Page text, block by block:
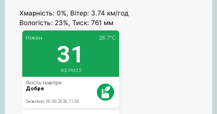
Хмарність: 0%, Вітер: 3.74 км/год
Вологість: 23%, Тиск: 761 мм